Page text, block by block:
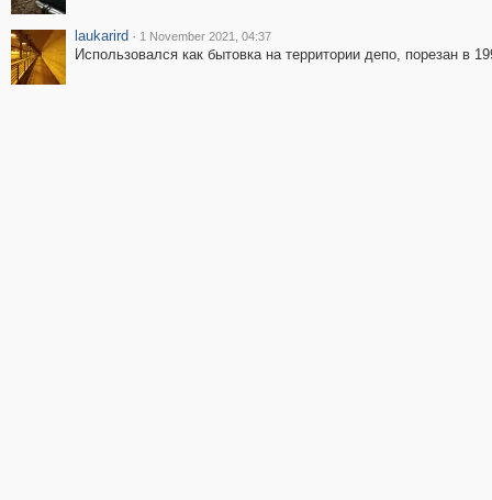
laukarird · 1 November 2021, 04:37
Использовался как бытовка на территории депо, порезан в